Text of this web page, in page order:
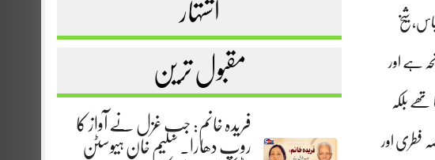
اشتہار
مقبول ترین
فریدہ خانم: جب غزل نے آواز کا
روپ دھارا. سلیم خان ہیوسٹن
شیخ
ہے اور
بلکہ
فطری اور